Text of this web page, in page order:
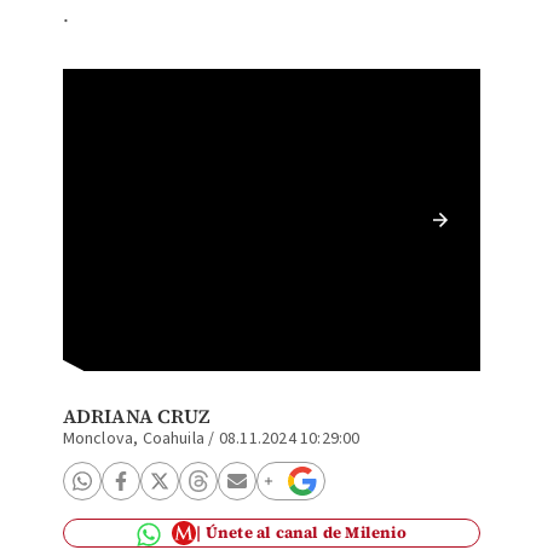
.
ADRIANA CRUZ
Monclova, Coahuila / 08.11.2024 10:29:00
Únete al canal de Milenio